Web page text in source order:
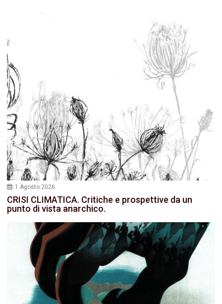
1 Agosto 2026
CRISI CLIMATICA. Critiche e prospettive da un
punto di vista anarchico.